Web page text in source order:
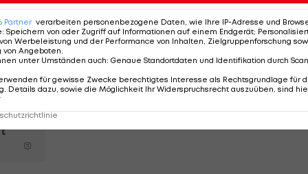
Achtelfinal-Einzug der Georgier. Mit
Torschützenkönige.
Partner verarbeiten personenbezogene Daten, wie Ihre IP-Adresse und
: Speichern von oder Zugriff auf Informationen auf einem Endgerät;
Werbeleistung und der Performance von Inhalten, Zielgruppenforschung
von Angeboten
unter Umständen auch: Genaue Standortdaten und Identifikation durch
für gewisse Zwecke berechtigtes Interesse als Rechtsgrundlage für
Details dazu, sowie die Möglichkeit Ihr Widerspruchsrecht auszuüben, sind